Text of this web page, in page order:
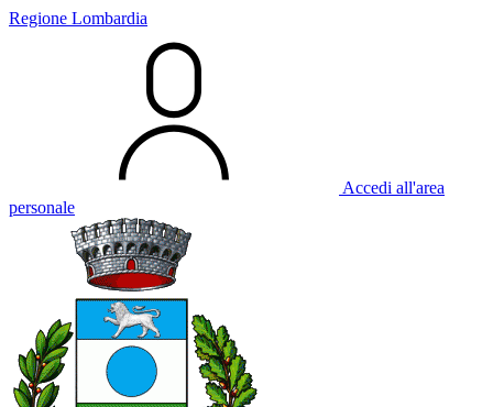
Regione Lombardia
Accedi all'area
personale